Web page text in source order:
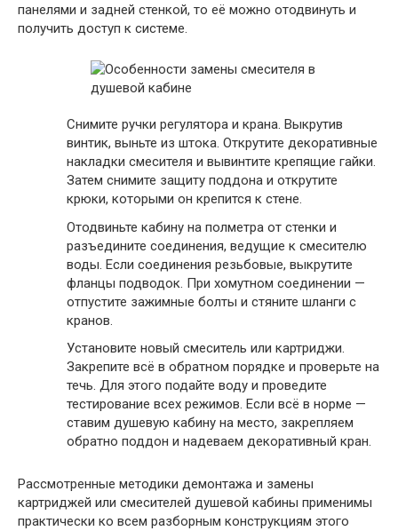
панелями и задней стенкой, то её можно отодвинуть и
получить доступ к системе.
Снимите ручки регулятора и крана. Выкрутив
винтик, выньте из штока. Открутите декоративные
накладки смесителя и вывинтите крепящие гайки.
Затем снимите защиту поддона и открутите
крюки, которыми он крепится к стене.
Отодвиньте кабину на полметра от стенки и
разъедините соединения, ведущие к смесителю
воды. Если соединения резьбовые, выкрутите
фланцы подводок. При хомутном соединении —
отпустите зажимные болты и стяните шланги с
кранов.
Установите новый смеситель или картриджи.
Закрепите всё в обратном порядке и проверьте на
течь. Для этого подайте воду и проведите
тестирование всех режимов. Если всё в норме —
ставим душевую кабину на место, закрепляем
обратно поддон и надеваем декоративный кран.
Рассмотренные методики демонтажа и замены
картриджей или смесителей душевой кабины применимы
практически ко всем разборным конструкциям этого